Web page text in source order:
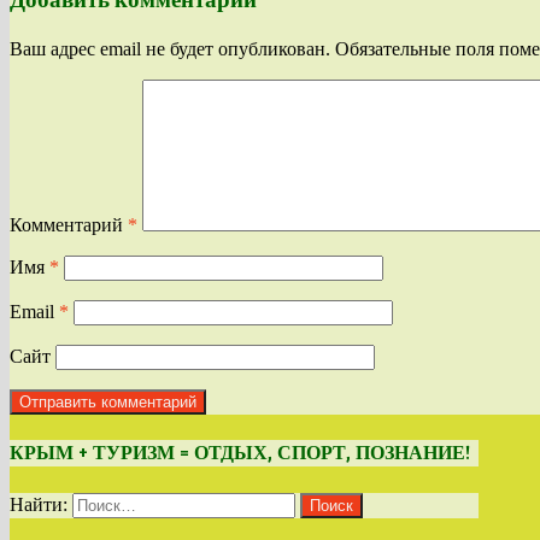
Ваш адрес email не будет опубликован. Обязательные поля
Комментарий *
Имя *
Email *
Сайт
КРЫМ + ТУРИЗМ = ОТДЫХ, СПОРТ, ПОЗНАНИЕ!
Найти: